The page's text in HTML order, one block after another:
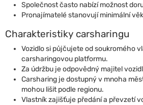
Společnost často nabízí možnost
Pronajímatelé stanovují minimální
Charakteristiky carsharingu
Vozidlo si půjčujete od soukromého
carsharingovou platformu.
Za údržbu je odpovědný majitel
Carsharing je dostupný v mnoha
mohou lišit podle regionu.
Vlastník zajišťuje předání a převzetí